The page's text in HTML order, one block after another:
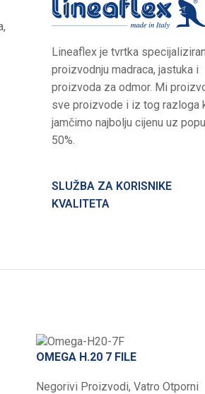
Lineaflex je tvrtka
proizvodnju madraca, jastuka i
proizvoda za odmor. Mi
sve proizvode i iz tog razloga
jamčimo najbolju cijenu uz
50%.
SLUŽBA ZA KORISNIKE
KVALITETA
OMEGA H.20 7 FILE
Negorivi Proizvodi, Vatro Otporni